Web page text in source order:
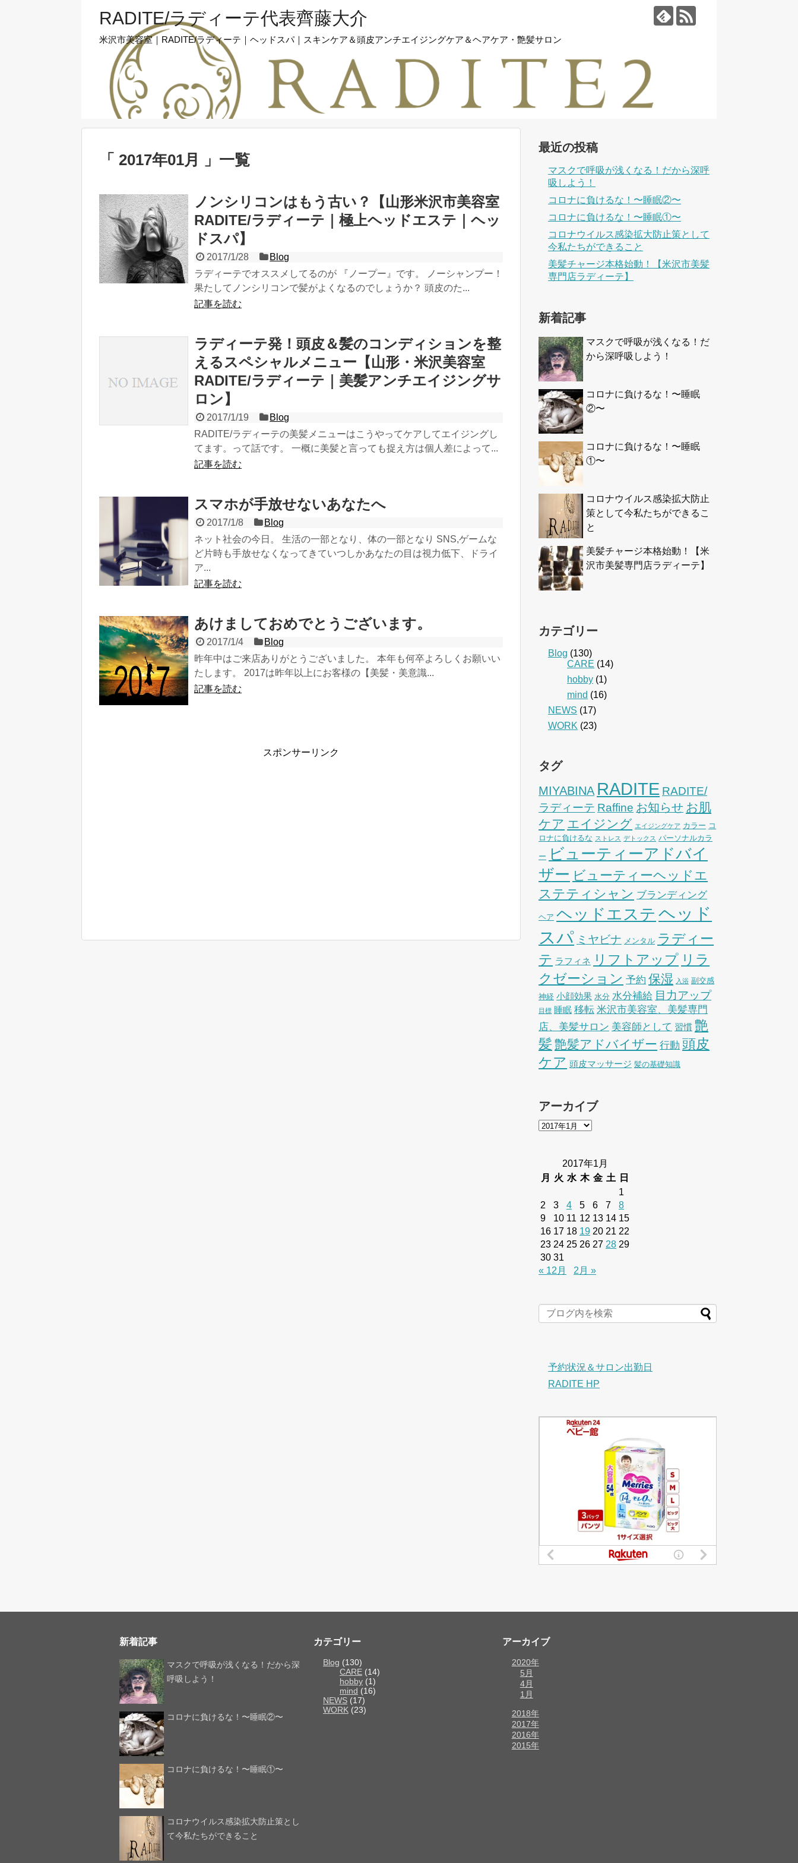
RADITE/ラディーテ代表齊藤大介
米沢市美容室｜RADITE/ラディーテ｜ヘッドスパ｜スキンケア＆頭皮アンチエイジングケア＆ヘアケア・艶髪サロン
「 2017年01月 」一覧
ノンシリコンはもう古い？【山形米沢市美容室
RADITE/ラディーテ｜極上ヘッドエステ｜ヘッ
ドスパ】
2017/1/28
Blog
ラディーテでオススメしてるのが 『ノープー』です。 ノーシャンプー！
果たしてノンシリコンで髪がよくなるのでしょうか？ 頭皮のた...
記事を読む
ラディーテ発！頭皮＆髪のコンディションを整
えるスペシャルメニュー【山形・米沢美容室
RADITE/ラディーテ｜美髪アンチエイジングサ
ロン】
2017/1/19
Blog
RADITE/ラディーテの美髪メニューはこうやってケアしてエイジングし
てます。って話です。 一概に美髪と言っても捉え方は個人差によって...
記事を読む
スマホが手放せないあなたへ
2017/1/8
Blog
ネット社会の今日。 生活の一部となり、体の一部となり SNS,ゲームな
ど片時も手放せなくなってきていつしかあなたの目は視力低下、ドライ
ア...
記事を読む
あけましておめでとうございます。
2017/1/4
Blog
昨年中はご来店ありがとうございました。 本年も何卒よろしくお願いい
たします。 2017は昨年以上にお客様の【美髪・美意識...
記事を読む
スポンサーリンク
最近の投稿
マスクで呼吸が浅くなる！だから深呼
吸しよう！
コロナに負けるな！〜睡眠②〜
コロナに負けるな！〜睡眠①〜
コロナウイルス感染拡大防止策として
今私たちができること
美髪チャージ本格始動！【米沢市美髪
専門店ラディーテ】
新着記事
マスクで呼吸が浅くなる！だ
から深呼吸しよう！
コロナに負けるな！〜睡眠
②〜
コロナに負けるな！〜睡眠
①〜
コロナウイルス感染拡大防止
策として今私たちができるこ
と
美髪チャージ本格始動！【米
沢市美髪専門店ラディーテ】
カテゴリー
Blog (130)
CARE (14)
hobby (1)
mind (16)
NEWS (17)
WORK (23)
タグ
MIYABINA RADITE RADITE/
ラディーテ Raffine お知らせ お肌
ケア エイジング エイジングケア カラー コ
ロナに負けるな ストレス デトックス パーソナルカラ
ー
ビューティーアドバイ
ザー ビューティーヘッドエ
ステティシャン ブランディング
ヘア ヘッドエステ ヘッド
スパ ミヤビナ メンタル ラディー
テ ラフィネ リフトアップ リラ
クゼーション 予約 保湿 入浴 副交感
神経 小顔効果 水分 水分補給 目力アップ
目標 睡眠 移転 米沢市美容室、美髪専門
店、美髪サロン 美容師として 習慣 艶
髪 艶髪アドバイザー 行動 頭皮
ケア 頭皮マッサージ 髪の基礎知識
アーカイブ
2017年1月
月
火 水 木 金 土
日
1
2
3 4 5 6 7
8
9
10 11 12 13 14 15
16 17 18 19 20 21 22
23 24 25 26 27 28 29
30 31
« 12月
2月 »
予約状況＆サロン出勤日
RADITE HP
新着記事
マスクで呼吸が浅くなる！だから深
呼吸しよう！
コロナに負けるな！〜睡眠②〜
コロナに負けるな！〜睡眠①〜
コロナウイルス感染拡大防止策とし
て今私たちができること
カテゴリー
Blog (130)
CARE(14)
hobby(1)
mind (16)
NEWS(17)
WORK(23)
アーカイブ
2020年
5月
4月
1月
2018年
2017年
2016年
2015年